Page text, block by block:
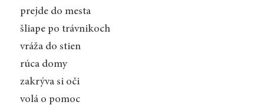
prejde do mesta
šliape po trávnikoch
vráža do stien
rúca domy
zakrýva si oči
volá o pomoc